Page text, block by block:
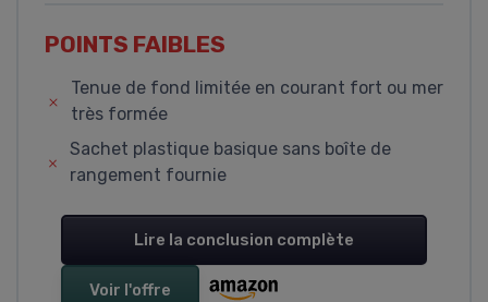
POINTS FAIBLES
Tenue de fond limitée en courant fort ou mer
très formée
Sachet plastique basique sans boîte de
rangement fournie
Lire la conclusion complète
Voir l'offre